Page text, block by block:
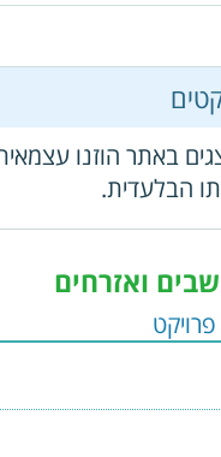
באתר הוזנו עצמאית
הבלעדית.
ואזרחים